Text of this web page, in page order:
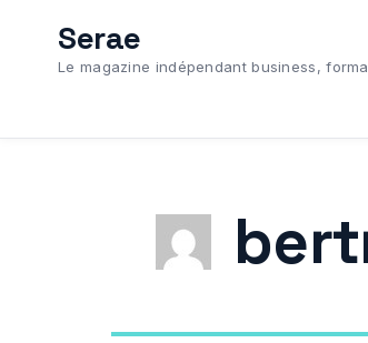
contenu
Serae
Le magazine indépendant business,